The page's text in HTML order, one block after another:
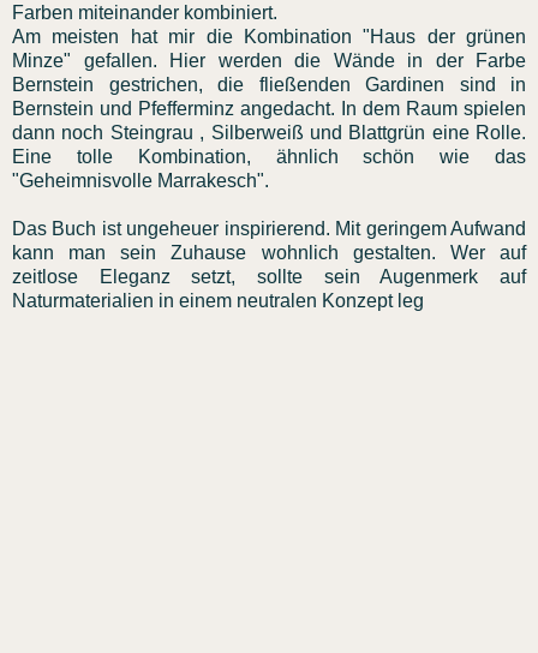
Farben miteinander kombiniert.
Am meisten hat mir die Kombination "Haus der grünen
Minze" gefallen. Hier werden die Wände in der Farbe
Bernstein gestrichen, die fließenden Gardinen sind in
Bernstein und Pfefferminz angedacht. In dem Raum spielen
dann noch Steingrau , Silberweiß und Blattgrün eine Rolle.
Eine tolle Kombination, ähnlich schön wie das
"Geheimnisvolle Marrakesch".
Das Buch ist ungeheuer inspirierend. Mit geringem Aufwand
kann man sein Zuhause wohnlich gestalten. Wer auf
zeitlose Eleganz setzt, sollte sein Augenmerk auf
Naturmaterialien in einem neutralen Konzept leg